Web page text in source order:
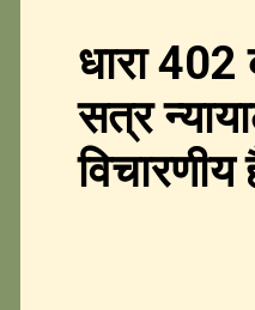
धारा
सत्र
विचारणीय